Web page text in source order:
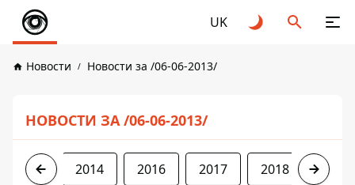
UK
Новости Новости за /06-06-2013/
НОВОСТИ ЗА /06-06-2013/
2013 2014 2016 2017 2018 2019